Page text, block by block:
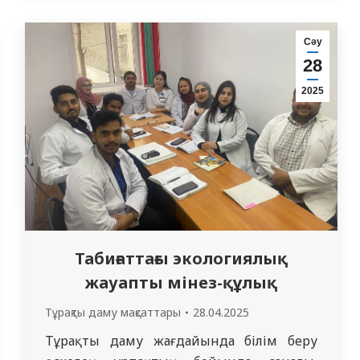
докторанты Оразаева Б.Б кафедра
оқытушысы Атабаева А.К. жетекшілігімен
өткізілді. Осы жоба аясында докторант
«Денсаулық…
Сәу
28
2025
Табиғаттағы экологиялық
жауапты мінез-құлық
Тұрақты даму мақсаттары 28.04.2025
Тұрақты даму жағдайында білім беру